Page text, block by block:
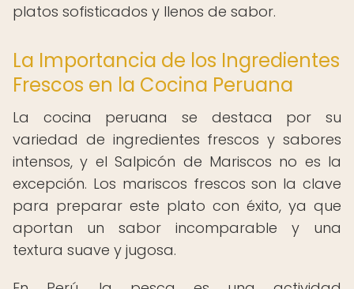
platos sofisticados y llenos de sabor.
La Importancia de los Ingredientes
Frescos en la Cocina Peruana
La cocina peruana se destaca por su
variedad de ingredientes frescos y sabores
intensos, y el Salpicón de Mariscos no es la
excepción. Los mariscos frescos son la clave
para preparar este plato con éxito, ya que
aportan un sabor incomparable y una
textura suave y jugosa.